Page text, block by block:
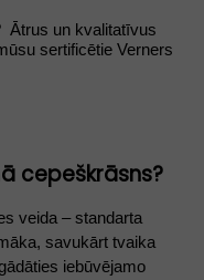
Ātrus un kvalitatīvus
sertificētie Verners
cepeškrāsns?
veida – standarta
savukārt tvaika
iebūvējamo